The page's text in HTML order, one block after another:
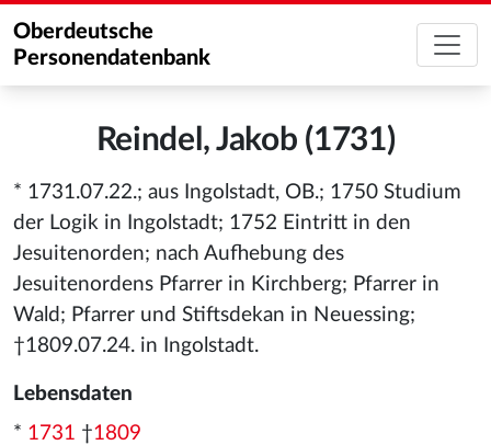
Oberdeutsche
Personendatenbank
Reindel, Jakob (1731)
* 1731.07.22.; aus Ingolstadt, OB.; 1750 Studium
der Logik in Ingolstadt; 1752 Eintritt in den
Jesuitenorden; nach Aufhebung des
Jesuitenordens Pfarrer in Kirchberg; Pfarrer in
Wald; Pfarrer und Stiftsdekan in Neuessing;
†1809.07.24. in Ingolstadt.
Lebensdaten
* 1731 †1809